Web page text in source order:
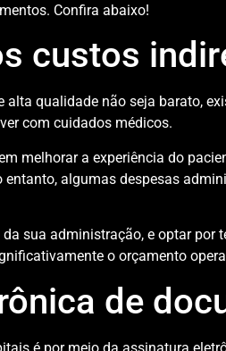
Confira abaixo!
custos
alta qualidade não seja barato,
com cuidados médicos.
melhorar a experiência do
algumas despesas
sua administração, e optar por
o orçamento
de
é por meio da assinatura